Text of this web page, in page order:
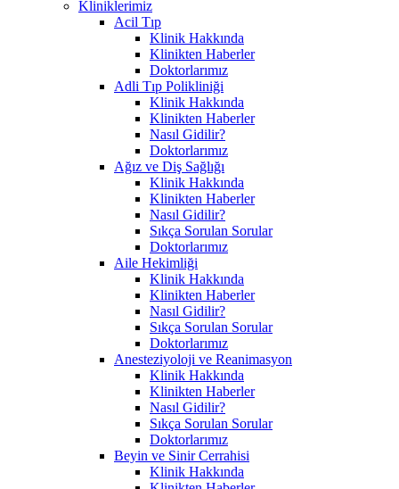
Kliniklerimiz
Acil Tıp
Klinik Hakkında
Klinikten Haberler
Doktorlarımız
Adli Tıp Polikliniği
Klinik Hakkında
Klinikten Haberler
Nasıl Gidilir?
Doktorlarımız
Ağız ve Diş Sağlığı
Klinik Hakkında
Klinikten Haberler
Nasıl Gidilir?
Sıkça Sorulan Sorular
Doktorlarımız
Aile Hekimliği
Klinik Hakkında
Klinikten Haberler
Nasıl Gidilir?
Sıkça Sorulan Sorular
Doktorlarımız
Anesteziyoloji ve Reanimasyon
Klinik Hakkında
Klinikten Haberler
Nasıl Gidilir?
Sıkça Sorulan Sorular
Doktorlarımız
Beyin ve Sinir Cerrahisi
Klinik Hakkında